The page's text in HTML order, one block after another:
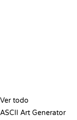
Ver todo
ASCII Art Generator